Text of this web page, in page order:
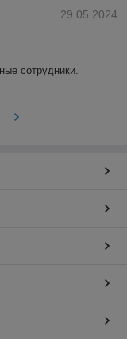
29.05.2024
сотрудники.